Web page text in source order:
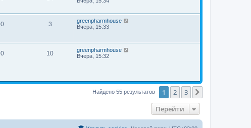
0 3
greenpharmhouse
Вчера, 15:33
0 10
greenpharmhouse
Вчера, 15:32
Найдено 55 результатов 1 2 3
Перейти